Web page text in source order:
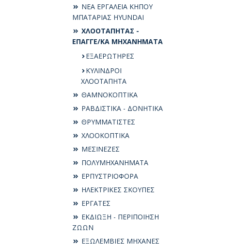
ΝΕΑ ΕΡΓΑΛΕΙΑ ΚΗΠΟΥ
ΜΠΑΤΑΡΙΑΣ HYUNDAI
ΧΛΟΟΤΑΠΗΤΑΣ -
ΕΠΑΓΓΕ/ΚΑ ΜΗΧΑΝΗΜΑΤΑ
ΕΞΑΕΡΩΤΗΡΕΣ
ΚΥΛΙΝΔΡΟΙ
ΧΛΟΟΤΑΠΗΤΑ
ΘΑΜΝΟΚΟΠΤΙΚΑ
ΡΑΒΔΙΣΤΙΚΑ - ΔΟΝΗΤΙΚΑ
ΘΡΥΜΜΑΤΙΣΤΕΣ
ΧΛΟΟΚΟΠΤΙΚΑ
ΜΕΣΙΝΕΖΕΣ
ΠΟΛΥΜΗΧΑΝΗΜΑΤΑ
ΕΡΠΥΣΤΡΙΟΦΟΡΑ
ΗΛΕΚΤΡΙΚΕΣ ΣΚΟΥΠΕΣ
ΕΡΓΑΤΕΣ
ΕΚΔΙΩΞΗ - ΠΕΡΙΠΟΙΗΣΗ
ΖΩΩΝ
ΕΞΩΛΕΜΒΙΕΣ ΜΗΧΑΝΕΣ